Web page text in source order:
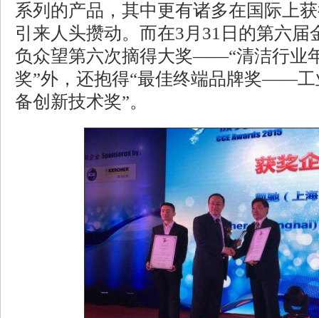
系列的产品，其中更有诸多在国际上
引来人头攒动。而在3月31日的第六届
负众望第六次摘得大奖——“清洁行业
奖”外，还抱得“最佳终端品牌奖——工
备创新技术奖”。